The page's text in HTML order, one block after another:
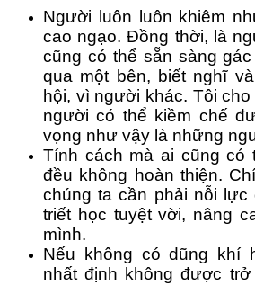
Người luôn luôn khiêm
cao ngạo. Đồng thời, là
cũng có thể sẵn sàng
qua một bên, biết nghĩ
hội, vì người khác. Tôi
người có thể kiềm chế
vọng như vậy là những
Tính cách mà ai cũng có
đều không hoàn thiện.
chúng ta cần phải nỗi
triết học tuyệt vời, nâng
mình.
Nếu không có dũng khí
nhất định không được